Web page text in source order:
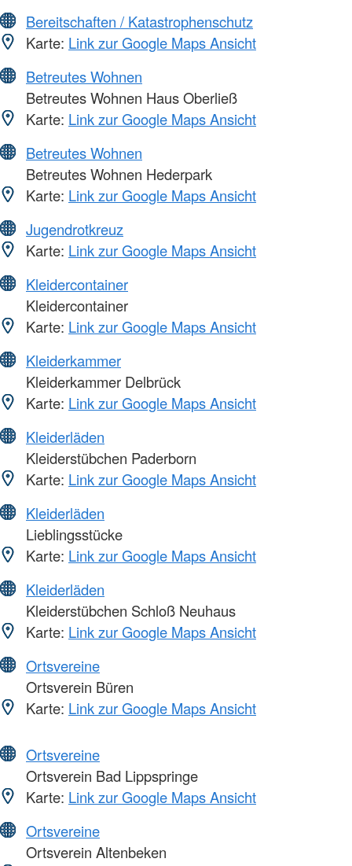
Bereitschaften / Katastrophenschutz
Karte: Link zur Google Maps Ansicht
Betreutes Wohnen
Betreutes Wohnen Haus Oberließ
Karte: Link zur Google Maps Ansicht
Betreutes Wohnen
Betreutes Wohnen Hederpark
Karte: Link zur Google Maps Ansicht
Jugendrotkreuz
Karte: Link zur Google Maps Ansicht
Kleidercontainer
Kleidercontainer
Karte: Link zur Google Maps Ansicht
Kleiderkammer
Kleiderkammer Delbrück
Karte: Link zur Google Maps Ansicht
Kleiderläden
Kleiderstübchen Paderborn
Karte: Link zur Google Maps Ansicht
Kleiderläden
Lieblingsstücke
Karte: Link zur Google Maps Ansicht
Kleiderläden
Kleiderstübchen Schloß Neuhaus
Karte: Link zur Google Maps Ansicht
Ortsvereine
Ortsverein Büren
Karte: Link zur Google Maps Ansicht
Ortsvereine
Ortsverein Bad Lippspringe
Karte: Link zur Google Maps Ansicht
Ortsvereine
Ortsverein Altenbeken